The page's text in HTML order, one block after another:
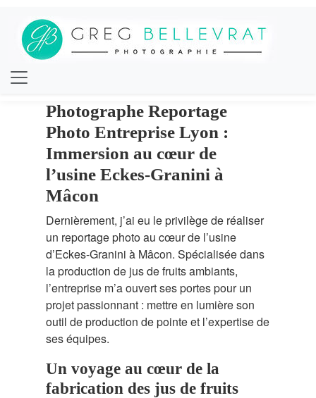
Photographe Reportage
Photo Entreprise Lyon :
Immersion au cœur de
l’usine Eckes-Granini à
Mâcon
Dernièrement, j’ai eu le privilège de réaliser
un reportage photo au cœur de l’usine
d’Eckes-Granini à Mâcon. Spécialisée dans
la production de jus de fruits ambiants,
l’entreprise m’a ouvert ses portes pour un
projet passionnant : mettre en lumière son
outil de production de pointe et l’expertise de
ses équipes.
Un voyage au cœur de la
fabrication des jus de fruits